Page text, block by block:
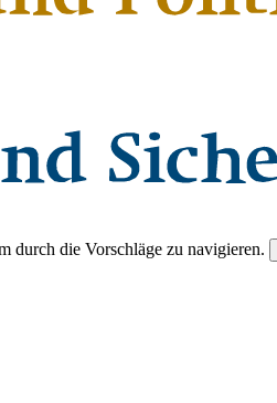
durch die Vorschläge zu navigieren.